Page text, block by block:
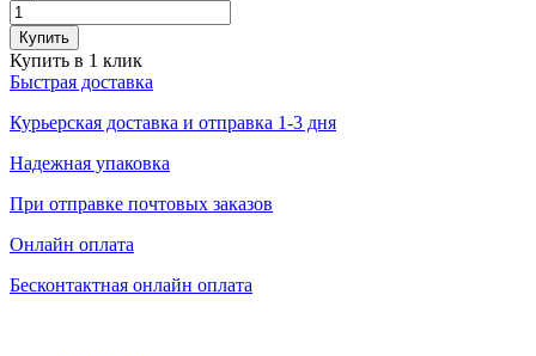
Купить
Купить в 1 клик
Быстрая доставка
Курьерская доставка и отправка 1-3 дня
Надежная упаковка
При отправке почтовых заказов
Онлайн оплата
Бесконтактная онлайн оплата